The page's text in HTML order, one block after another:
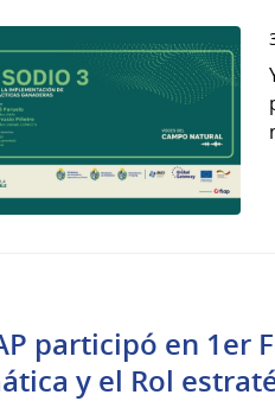
participó en 1er
y el Rol